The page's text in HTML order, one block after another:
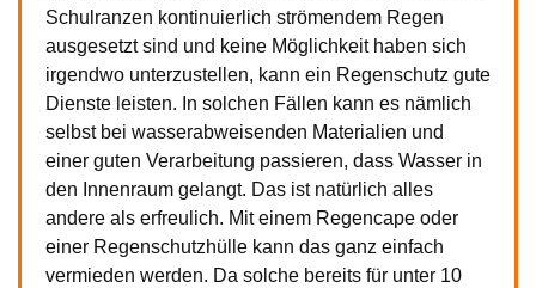
Schulranzen kontinuierlich strömendem Regen
ausgesetzt sind und keine Möglichkeit haben sich
irgendwo unterzustellen, kann ein Regenschutz gute
Dienste leisten. In solchen Fällen kann es nämlich
selbst bei wasserabweisenden Materialien und
einer guten Verarbeitung passieren, dass Wasser in
den Innenraum gelangt. Das ist natürlich alles
andere als erfreulich. Mit einem Regencape oder
einer Regenschutzhülle kann das ganz einfach
vermieden werden. Da solche bereits für unter 10